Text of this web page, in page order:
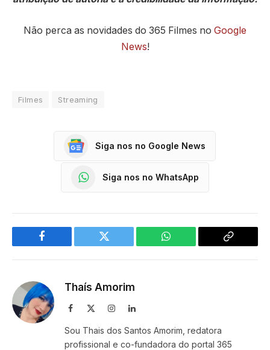
Não perca as novidades do 365 Filmes no Google
News!
Filmes Streaming
Siga nos no Google News
Siga nos no WhatsApp
Facebook Twitter WhatsApp
Copy
Thaís Amorim
Facebook InstagramLinkedIn
Sou Thais dos Santos Amorim, redatora
profissional e co-fundadora do portal 365